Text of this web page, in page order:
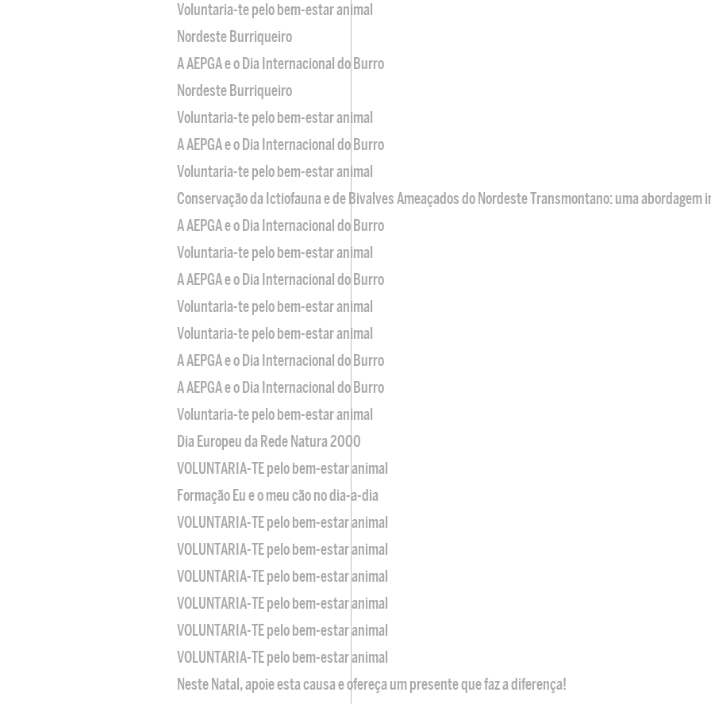
Voluntaria-te pelo bem-estar animal
Nordeste Burriqueiro
A AEPGA e o Dia Internacional do Burro
Nordeste Burriqueiro
Voluntaria-te pelo bem-estar animal
A AEPGA e o Dia Internacional do Burro
Voluntaria-te pelo bem-estar animal
Conservação da Ictiofauna e de Bivalves Ameaçados do Nordeste Transmontano: uma abordagem
A AEPGA e o Dia Internacional do Burro
Voluntaria-te pelo bem-estar animal
A AEPGA e o Dia Internacional do Burro
Voluntaria-te pelo bem-estar animal
Voluntaria-te pelo bem-estar animal
A AEPGA e o Dia Internacional do Burro
A AEPGA e o Dia Internacional do Burro
Voluntaria-te pelo bem-estar animal
Dia Europeu da Rede Natura 2000
VOLUNTARIA-TE pelo bem-estar animal
Formação Eu e o meu cão no dia-a-dia
VOLUNTARIA-TE pelo bem-estar animal
VOLUNTARIA-TE pelo bem-estar animal
VOLUNTARIA-TE pelo bem-estar animal
VOLUNTARIA-TE pelo bem-estar animal
VOLUNTARIA-TE pelo bem-estar animal
VOLUNTARIA-TE pelo bem-estar animal
Neste Natal, apoie esta causa e ofereça um presente que faz a diferença!